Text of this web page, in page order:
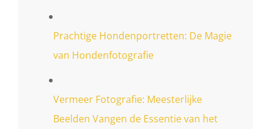
Prachtige Hondenportretten: De Magie
van Hondenfotografie
Vermeer Fotografie: Meesterlijke
Beelden Vangen de Essentie van het